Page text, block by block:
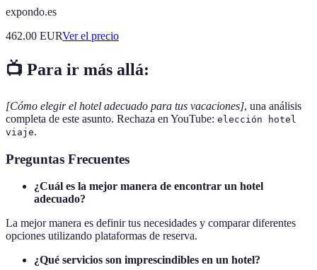
expondo.es
462.00 EURVer el precio
📺 Para ir más allá:
[Cómo elegir el hotel adecuado para tus vacaciones], una análisis
completa de este asunto. Rechaza en YouTube: elección hotel
viaje.
Preguntas Frecuentes
¿Cuál es la mejor manera de encontrar un hotel
adecuado?
La mejor manera es definir tus necesidades y comparar diferentes
opciones utilizando plataformas de reserva.
¿Qué servicios son imprescindibles en un hotel?